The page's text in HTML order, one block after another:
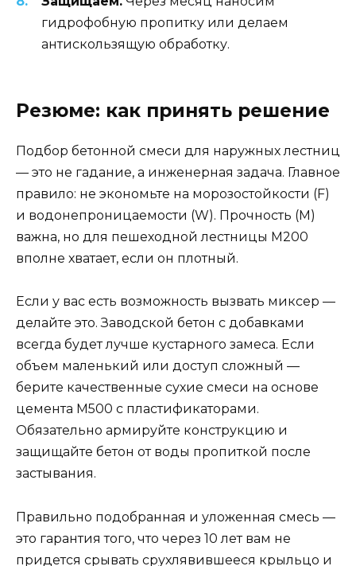
гидрофобную пропитку или делаем
антискользящую обработку.
Резюме: как принять решение
Подбор бетонной смеси для наружных лестниц
— это не гадание, а инженерная задача. Главное
правило: не экономьте на морозостойкости (F)
и водонепроницаемости (W). Прочность (М)
важна, но для пешеходной лестницы М200
вполне хватает, если он плотный.
Если у вас есть возможность вызвать миксер —
делайте это. Заводской бетон с добавками
всегда будет лучше кустарного замеса. Если
объем маленький или доступ сложный —
берите качественные сухие смеси на основе
цемента М500 с пластификаторами.
Обязательно армируйте конструкцию и
защищайте бетон от воды пропиткой после
застывания.
Правильно подобранная и уложенная смесь —
это гарантия того, что через 10 лет вам не
придется срывать срухлявившееся крыльцо и